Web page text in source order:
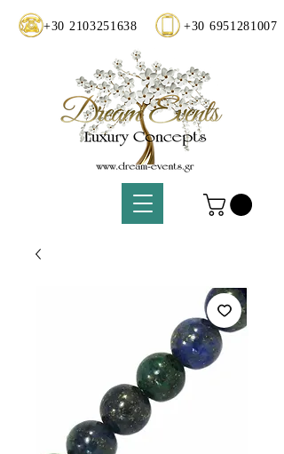
+30 2103251638 +30 6951281007